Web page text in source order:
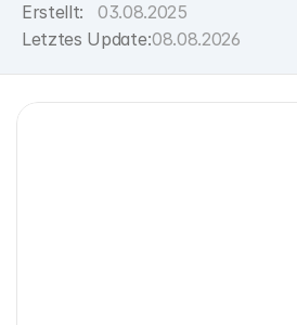
Erstellt:
03.08.2025
Letztes Update:08.08.2026